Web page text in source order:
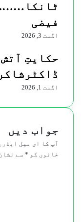
فیضی
اگست 3, 2026
حکایتِ
اگست 1, 2026
جواب دیں
آپ کا ای میل
خانوں کو * سے